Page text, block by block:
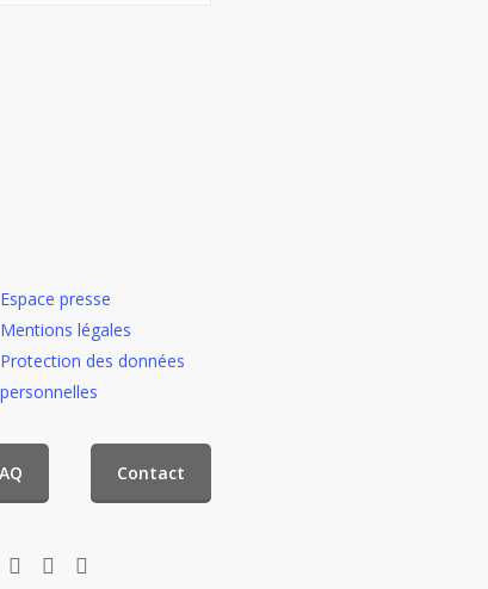
Espace presse
Mentions légales
Protection des données
personnelles
Contact